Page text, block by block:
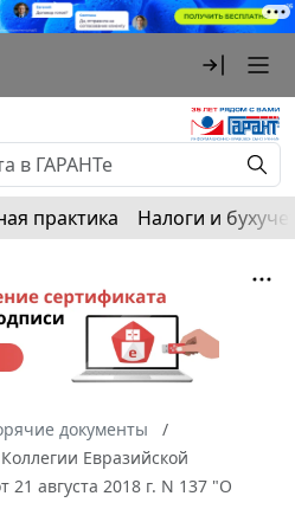
практика Налоги и
документы
Евразийской
21 августа 2018 г. N 137 "О